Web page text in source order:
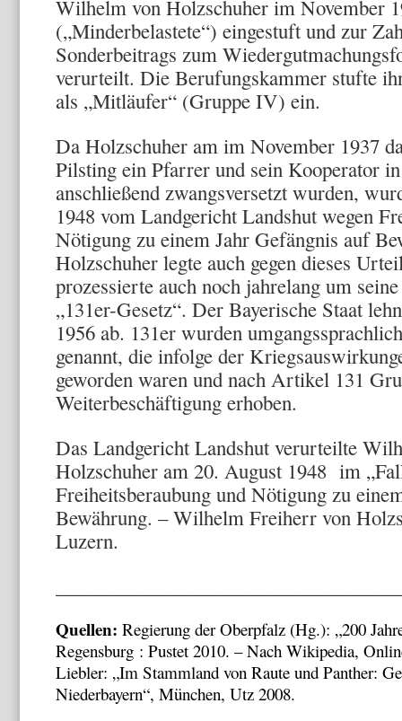
Wilhelm von Holzschuher im November
(„Minderbelastete“) eingestuft und zur
Sonderbeitrags zum
verurteilt. Die Berufungskammer stufte
als „Mitläufer“ (Gruppe IV) ein.
Da Holzschuher am im November 1937
Pilsting ein Pfarrer und sein Kooperator
anschließend zwangsversetzt wurden,
1948 vom Landgericht Landshut wegen
Nötigung zu einem Jahr Gefängnis auf
Holzschuher legte auch gegen dieses
prozessierte auch noch jahrelang um
„131er-Gesetz“. Der Bayerische Staat
1956 ab. 131er wurden
genannt, die infolge der
geworden waren und nach Artikel 131
Weiterbeschäftigung erhoben.
Das Landgericht Landshut verurteilte
Holzschuher am 20. August 1948 im
Freiheitsberaubung und Nötigung zu
Bewährung. – Wilhelm Freiherr von
Luzern.
Quellen: Regierung der Oberpfalz (Hg.): „200
Regensburg : Pustet 2010. – Nach Wikipedia,
Liebler: „Im Stammland von Raute und Panther:
Niederbayern“, München, Utz 2008.